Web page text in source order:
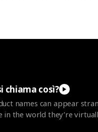
Kamprad vendeva
chiama così?
names can appear
in the world they’re